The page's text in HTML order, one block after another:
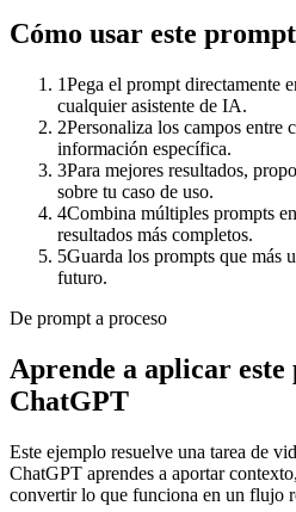
Cómo usar este prompt
1Pega el prompt directamente
cualquier asistente de IA.
2Personaliza los campos entre
información específica.
3Para mejores resultados,
sobre tu caso de uso.
4Combina múltiples prompts
resultados más completos.
5Guarda los prompts que más
futuro.
De prompt a proceso
Aprende a aplicar este
ChatGPT
Este ejemplo resuelve una tarea de
ChatGPT aprendes a aportar
convertir lo que funciona en un flujo